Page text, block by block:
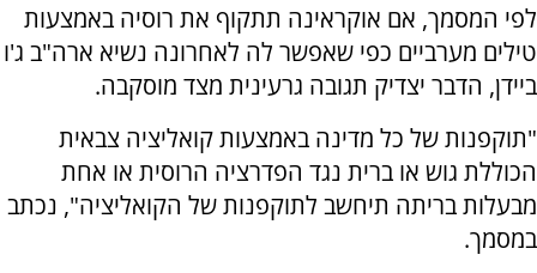
לפי המסמך, אם אוקראינה תתקוף את רוסיה באמצעות
טילים מערביים כפי שאפשר לה לאחרונה נשיא ארה"ב ג'ו
ביידן, הדבר יצדיק תגובה גרעינית מצד מוסקבה.
"תוקפנות של כל מדינה באמצעות קואליציה צבאית
הכוללת גוש או ברית נגד הפדרציה הרוסית או אחת
מבעלות בריתה תיחשב לתוקפנות של הקואליציה", נכתב
במסמך.